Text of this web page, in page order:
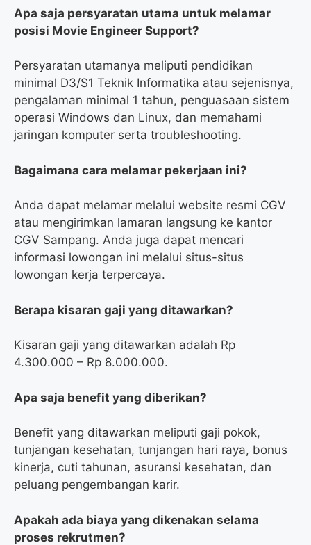
Apa saja persyaratan utama untuk melamar
posisi Movie Engineer Support?
Persyaratan utamanya meliputi pendidikan
minimal D3/S1 Teknik Informatika atau sejenisnya,
pengalaman minimal 1 tahun, penguasaan sistem
operasi Windows dan Linux, dan memahami
jaringan komputer serta troubleshooting.
Bagaimana cara melamar pekerjaan ini?
Anda dapat melamar melalui website resmi CGV
atau mengirimkan lamaran langsung ke kantor
CGV Sampang. Anda juga dapat mencari
informasi lowongan ini melalui situs-situs
lowongan kerja terpercaya.
Berapa kisaran gaji yang ditawarkan?
Kisaran gaji yang ditawarkan adalah Rp
4.300.000 – Rp 8.000.000.
Apa saja benefit yang diberikan?
Benefit yang ditawarkan meliputi gaji pokok,
tunjangan kesehatan, tunjangan hari raya, bonus
kinerja, cuti tahunan, asuransi kesehatan, dan
peluang pengembangan karir.
Apakah ada biaya yang dikenakan selama
proses rekrutmen?